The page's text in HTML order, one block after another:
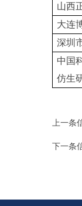
山西
大连
深圳
中国
仿生
上一条
下一条